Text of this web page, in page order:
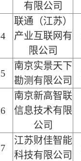
有限公司
4
联通（江苏）
产业互联网有
限公司
5
南京实景天下
勘测有限公司
6
南京新高智联
信息技术有限
公司
7
江苏财佳智能
科技有限公司